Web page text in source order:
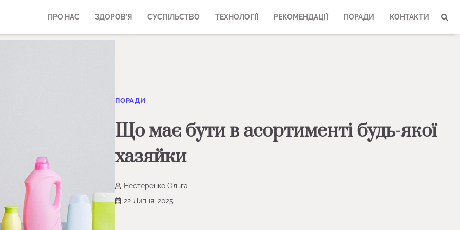
ПРО НАС ЗДОРОВ’Я СУСПІЛЬСТВО ТЕХНОЛОГІЇ РЕКОМЕНДАЦІЇ ПОРАДИ КОНТАКТИ
ПОРАДИ
Що має бути в асортименті будь-якої
хазяйки
Нестеренко Ольга
22 Липня, 2025